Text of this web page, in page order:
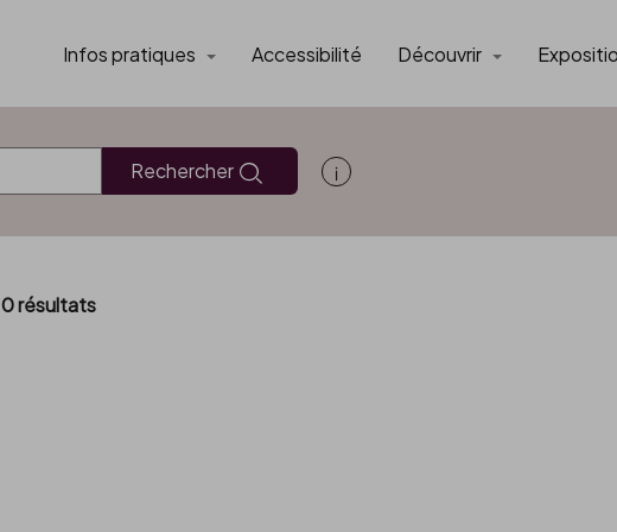
Infos pratiques Accessibilité Découvrir
Rechercher Afficher les informations d'aide
0 résultats